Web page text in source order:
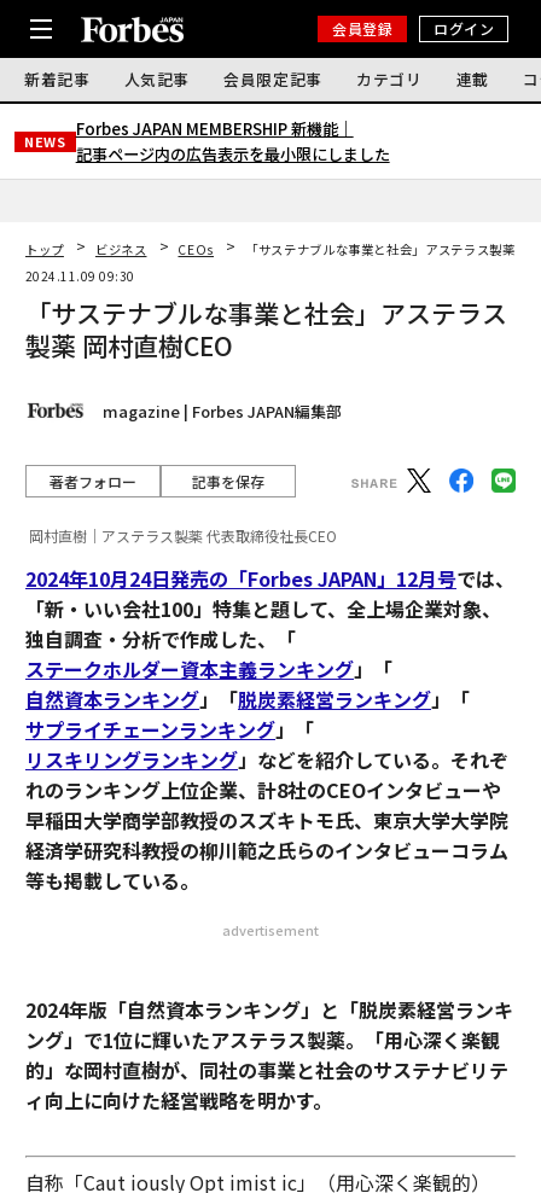
会員登録 ログイン
新着記事 人気記事 会員限定記事 カテゴリ 連載
NEWS
Forbes JAPAN MEMBERSHIP 新機能｜
記事ページ内の広告表示を最小限にしました
トップ ビジネス CEOs
「サステナブルな事業と社会」アステラス製薬 岡
2024.11.09 09:30
「サステナブルな事業と社会」アステラス
製薬 岡村直樹CEO
magazine | Forbes JAPAN編集部
著者フォロー 記事を保存
岡村直樹｜アステラス製薬 代表取締役社長CEO
2024年10月24日発売の「Forbes JAPAN」12月号では、
「新・いい会社100」特集と題して、全上場企業対象、
独自調査・分析で作成した、「
ステークホルダー資本主義ランキング」「
自然資本ランキング」「脱炭素経営ランキング」「
サプライチェーンランキング」「
リスキリングランキング」などを紹介している。それぞ
れのランキング上位企業、計8社のCEOインタビューや
早稲田大学商学部教授のスズキトモ氏、東京大学大学院
経済学研究科教授の柳川範之氏らのインタビューコラム
等も掲載している。
advertisement
2024年版「自然資本ランキング」と「脱炭素経営ランキ
ング」で1位に輝いたアステラス製薬。「用心深く楽観
的」な岡村直樹が、同社の事業と社会のサステナビリテ
ィ向上に向けた経営戦略を明かす。
自称「Caut iously Opt imist ic」（用心深く楽観的）